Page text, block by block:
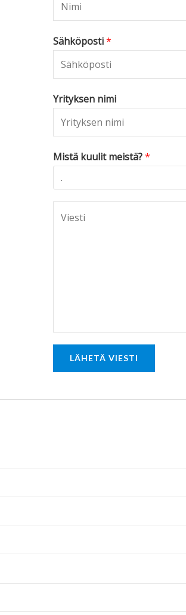
Sähköposti*
Yrityksen nimi
Mistä kuulit meistä?*
o
r
s
e
LÄHETÄ VIESTI